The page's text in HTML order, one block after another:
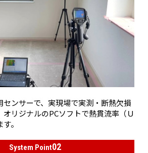
ンサーで、実現場で実測・断熱欠損
リジナルのPCソフトで熱貫流率（Ｕ
。
System Point02